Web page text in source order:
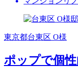
東京都台東区 O様
ポップで個